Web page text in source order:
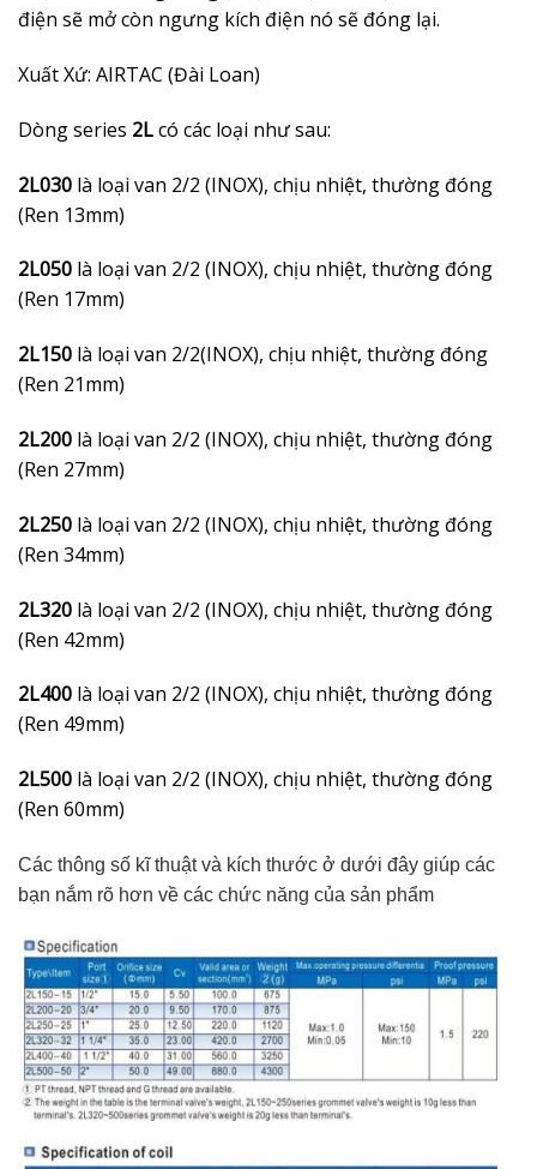
điện sẽ mở còn ngưng kích điện nó sẽ đóng lại.
Xuất Xứ: AIRTAC (Đài Loan)
Dòng series 2Lcó các loại như sau:
2L030 là loại van 2/2 (INOX), chịu nhiệt, thường đóng
(Ren 13mm)
2L050 là loại van 2/2 (INOX), chịu nhiệt, thường đóng
(Ren 17mm)
2L150 là loại van 2/2(INOX), chịu nhiệt, thường đóng
(Ren 21mm)
2L200 là loại van 2/2 (INOX), chịu nhiệt, thường đóng
(Ren 27mm)
2L250 là loại van 2/2 (INOX), chịu nhiệt, thường đóng
(Ren 34mm)
2L320 là loại van 2/2 (INOX), chịu nhiệt, thường đóng
(Ren 42mm)
2L400 là loại van 2/2 (INOX), chịu nhiệt, thường đóng
(Ren 49mm)
2L500 là loại van 2/2 (INOX), chịu nhiệt, thường đóng
(Ren 60mm)
Các thông số kĩ thuật và kích thước ở dưới đây giúp các
bạn nắm rõ hơn về các chức năng của sản phẩm